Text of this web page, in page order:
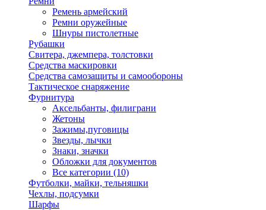
Ремень армейский
Ремни оружейные
Шнуры пистолетные
Рубашки
Свитера, джемпера, толстовки
Средства маскировки
Средства самозащиты и самообороны
Тактическое снаряжение
Фурнитура
Аксельбанты, филиграни
Жетоны
Зажимы,пуговицы
Звезды, лычки
Знаки, значки
Обложки для документов
Все категории (10)
Футболки, майки, тельняшки
Чехлы, подсумки
Шарфы